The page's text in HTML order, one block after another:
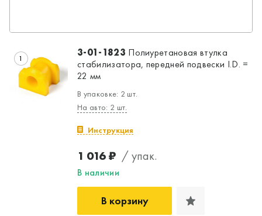
1 3-01-1823 Полиуретановая втулка
стабилизатора, передней подвески I.D. =
22 мм
В упаковке: 2 шт.
На авто: 2 шт.
Инструкция
1 016 ₽ / упак.
В наличии
В корзину